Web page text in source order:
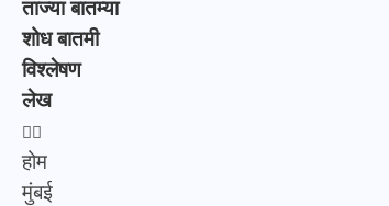
ताज्या बातम्या
शोध बातमी
विश्लेषण
लेख
होम
मुंबई